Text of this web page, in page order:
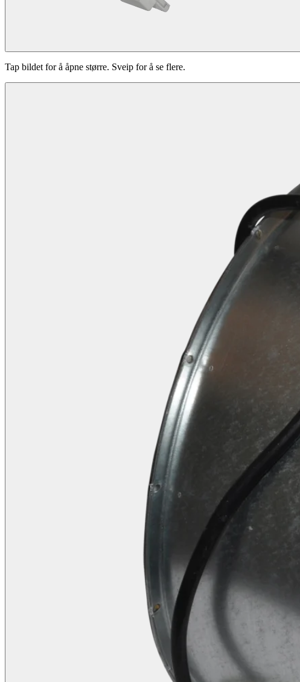
Tap bildet for å åpne større. Sveip for å se flere.